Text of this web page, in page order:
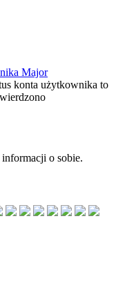
Major
konta użytkownika to
o sobie.